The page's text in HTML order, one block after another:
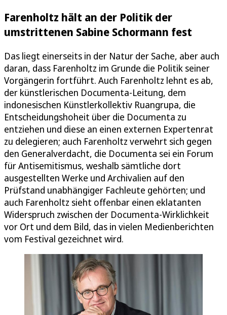
Farenholtz hält an der Politik der
umstrittenen Sabine Schormann fest
Das liegt einerseits in der Natur der Sache, aber auch
daran, dass Farenholtz im Grunde die Politik seiner
Vorgängerin fortführt. Auch Farenholtz lehnt es ab,
der künstlerischen Documenta-Leitung, dem
indonesischen Künstlerkollektiv Ruangrupa, die
Entscheidungshoheit über die Documenta zu
entziehen und diese an einen externen Expertenrat
zu delegieren; auch Farenholtz verwehrt sich gegen
den Generalverdacht, die Documenta sei ein Forum
für Antisemitismus, weshalb sämtliche dort
ausgestellten Werke und Archivalien auf den
Prüfstand unabhängiger Fachleute gehörten; und
auch Farenholtz sieht offenbar einen eklatanten
Widerspruch zwischen der Documenta-Wirklichkeit
vor Ort und dem Bild, das in vielen Medienberichten
vom Festival gezeichnet wird.